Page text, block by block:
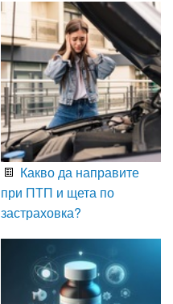
Какво да направите
при ПТП и щета по
застраховка?